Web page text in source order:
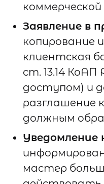
Заявление в
копирование
клиентская
ст. 13.14
доступом) и
разглашение
должным
Уведомление
мастер